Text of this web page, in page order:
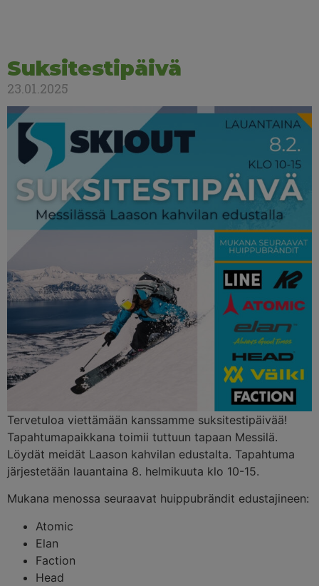
Suksitestipäivä
23.01.2025
Tervetuloa viettämään kanssamme suksitestipäivää!
Tapahtumapaikkana toimii tuttuun tapaan Messilä.
Löydät meidät Laason kahvilan edustalta. Tapahtuma
järjestetään lauantaina 8. helmikuuta klo 10-15.
Mukana menossa seuraavat huippubrändit edustajineen:
Atomic
Elan
Faction
Head